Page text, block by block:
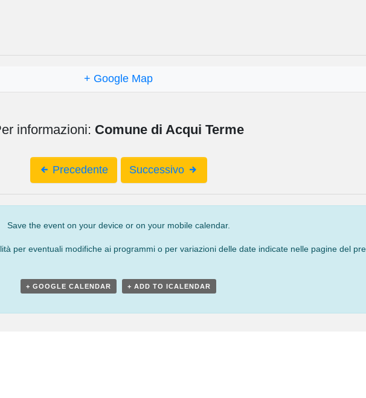
+ Google Map
informazioni: Comune di Acqui Terme
Precedente Successivo
Save the event on your device or on your mobile calendar.
per eventuali modifiche ai programmi o per variazioni delle date indicate nelle pagine del
+ GOOGLE CALENDAR + ADD TO ICALENDAR